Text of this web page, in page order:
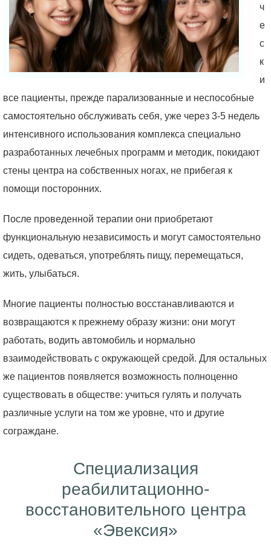
ч
е
с
к
и
все пациенты, прежде парализованные и неспособные
самостоятельно обслуживать себя, уже через 3-5 недель
интенсивного использования комплекса специально
разработанных лечебных программ и методик, покидают
стены центра на собственных ногах, не прибегая к
помощи посторонних.
После проведенной терапии они приобретают
функциональную независимость и могут самостоятельно
сидеть, одеваться, употреблять пищу, перемещаться,
жить, улыбаться.
Многие пациенты полностью восстанавливаются и
возвращаются к прежнему образу жизни: они могут
работать, водить автомобиль и нормально
взаимодействовать с окружающей средой. Для остальных
же пациентов появляется возможность полноценно
существовать в обществе: учиться гулять и получать
различные услуги на том же уровне, что и другие
сограждане.
Специализация
реабилитационно-
восстановительного центра
«Эвексия»